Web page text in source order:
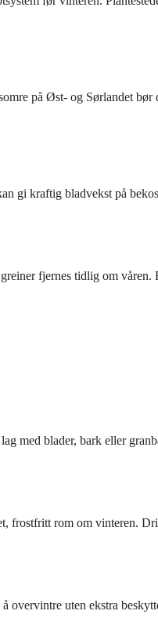
på Øst- og Sørlandet bør
gi kraftig bladvekst på
fjernes tidlig om
med blader, bark eller
frostfritt rom om vinteren.
overvintre uten ekstra